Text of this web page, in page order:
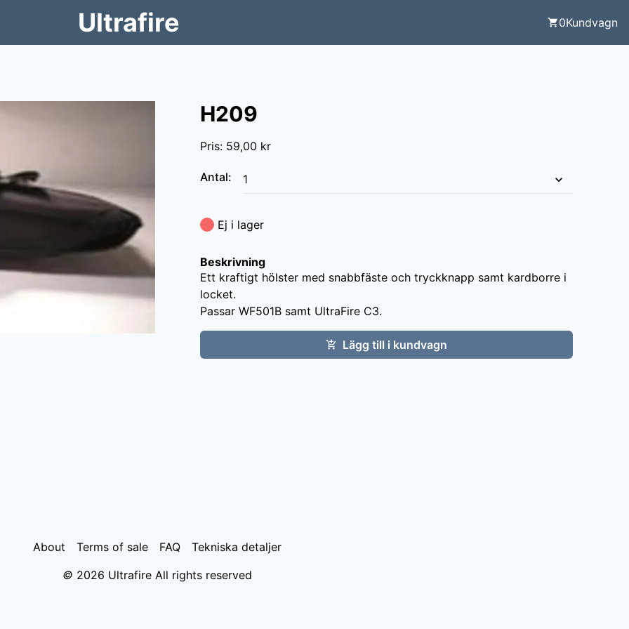
Ultrafire 0Kundvagn
H209
Pris: 59,00 kr
Antal:
Ej i lager
Beskrivning
Ett kraftigt hölster med snabbfäste och tryckknapp samt kardborre i
locket.
Passar WF501B samt UltraFire C3.
Lägg till i kundvagn
About Terms of sale FAQ
Tekniska detaljer
© 2026 Ultrafire All rights reserved